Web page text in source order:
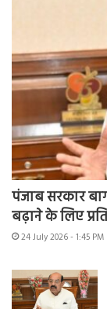
पंजाब सरकार
बढ़ाने के लिए
24 July 2026 - 1:45 PM